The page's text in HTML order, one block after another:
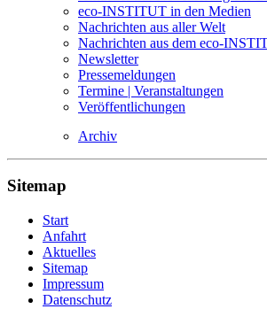
eco-INSTITUT in den Medien
Nachrichten aus aller Welt
Nachrichten aus dem eco-
Newsletter
Pressemeldungen
Termine | Veranstaltungen
Veröffentlichungen
Archiv
Sitemap
Start
Anfahrt
Aktuelles
Sitemap
Impressum
Datenschutz